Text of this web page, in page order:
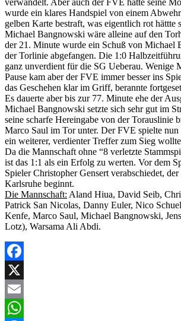
verwandelt. Aber auch der FVE hatte seine
wurde ein klares Handspiel von einem
gelben Karte bestraft, was eigentlich rot hättte
Michael Bangnowski wäre alleine auf den
der 21. Minute wurde ein Schuß von Michael
der Torlinie abgefangen. Die 1:0
ganz unverdient für die SG Ueberau. Wenige
Pause kam aber der FVE immer besser ins
das Geschehen klar im Griff, berannte
Es dauerte aber bis zur 77. Minute ehe der
Michael Bangnowski setzte sich sehr gut im
seine scharfe Hereingabe von der Torauslinie
Marco Saul im Tor unter. Der FVE spielte
ein weiterer, verdienter Treffer zum Sieg
Da die Mannschaft ohne “8 verletzte
ist das 1:1 als ein Erfolg zu werten. Vor dem
Spieler Christopher Gensert verabschiedet,
Karlsruhe beginnt.
Die Mannschaft: Aland Hiua, David Seib,
Patrick San Nicolas, Danny Euler, Nico
Kenfe, Marco Saul, Michael Bangnowski,
Lotz), Warsama Ali Abdi.
Facebook
X
Email